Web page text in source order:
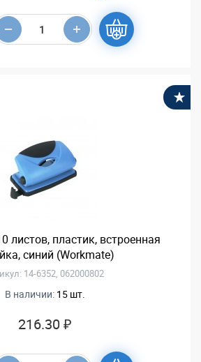
листов, пластик, встроенная
синий (Workmate)
14-6352, 062000802
В наличии: 15 шт.
216.30 ₽